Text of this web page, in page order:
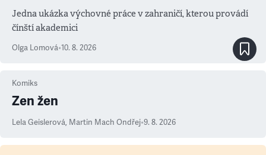
Jedna ukázka výchovné práce v zahraničí, kterou provádí
čínští akademici
Olga Lomová•10. 8. 2026
Komiks
Zen žen
Lela Geislerová, Martin Mach Ondřej•9. 8. 2026